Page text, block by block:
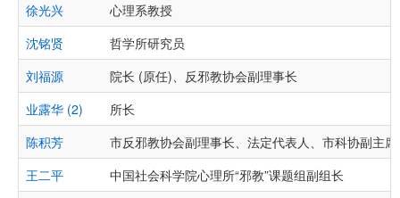
徐光兴
心理系教授
沈铭贤
哲学所研究员
刘福源
院长 (原任)、反邪教协会副理事长
业露华 (2)
所长
陈积芳
市反邪教协会副理事长、法定代表人、市科协副主席
王二平
中国社会科学院心理所“邪教”课题组副组长